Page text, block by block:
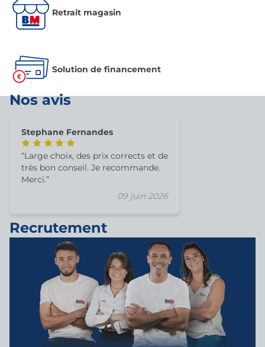
Retrait magasin
Solution de financement
Nos avis
Stephane Fernandes
09 juin 2026
Large choix, des prix corrects et de
très bon conseil. Je recommande.
Merci.
Recrutement